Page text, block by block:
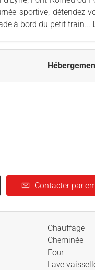
sportive, détendez-
à bord du petit train...
Contacter par
Chauffage
Cheminée
Four
Lave